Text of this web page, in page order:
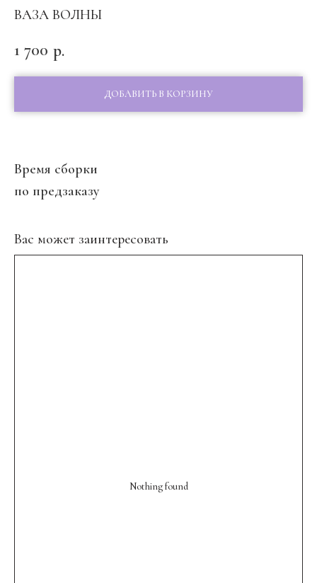
ВАЗА ВОЛНЫ
1 700 р.
ДОБАВИТЬ В КОРЗИНУ
Время сборки
по предзаказу
Вас может заинтересовать
Nothing found